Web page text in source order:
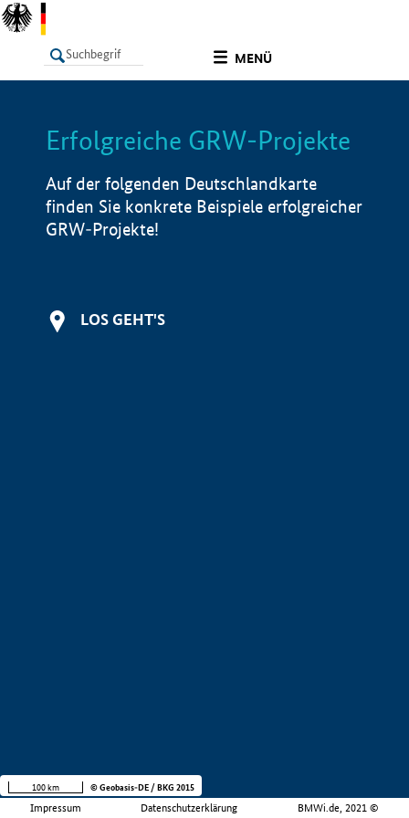
MENÜ
LISTE Info
Erfolgreiche GRW-Projekte
Auf der folgenden Deutschlandkarte
finden Sie konkrete Beispiele erfolgreicher
GRW-Projekte!
LOS GEHT'S
Impressum Datenschutzerklärung BMWi.de, 2021 ©
100 km © Geobasis-DE / BKG 2015